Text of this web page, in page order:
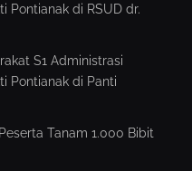
Pontianak di RSUD dr.
S1 Administrasi
Pontianak di Panti
Tanam 1.000 Bibit